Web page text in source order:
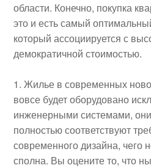
области. Конечно, покупка
это и есть самый
который ассоциируется с
демократичной стоимостью.
Жилье в современных
вовсе будет оборудовано
инженерными системами,
полностью соответствуют
современного дизайна, чего
сполна. Вы оцените то, что